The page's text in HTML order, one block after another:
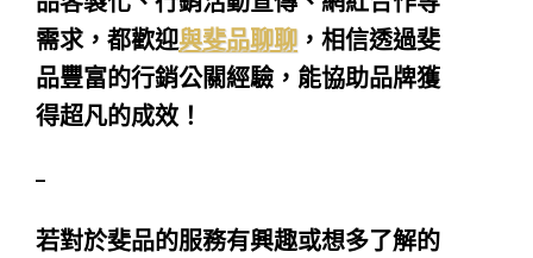
需求，都歡迎與斐品聊聊 ，相信透過斐
品豐富的行銷公關經驗，能協助品牌獲
得超凡的成效！
–
若對於斐品的服務有興趣或想多了解的